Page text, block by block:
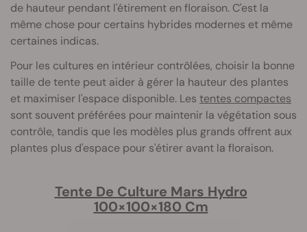
de hauteur pendant l'étirement en floraison. C'est la
même chose pour certains hybrides modernes et même
certaines indicas.
Pour les cultures en intérieur contrôlées, choisir la bonne
taille de tente peut aider à gérer la hauteur des plantes
et maximiser l'espace disponible. Les tentes compactes
sont souvent préférées pour maintenir la végétation sous
contrôle, tandis que les modèles plus grands offrent aux
plantes plus d'espace pour s'étirer avant la floraison.
Tente De Culture Mars Hydro
100×100×180 Cm